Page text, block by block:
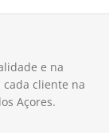
e na
cliente na
Açores.